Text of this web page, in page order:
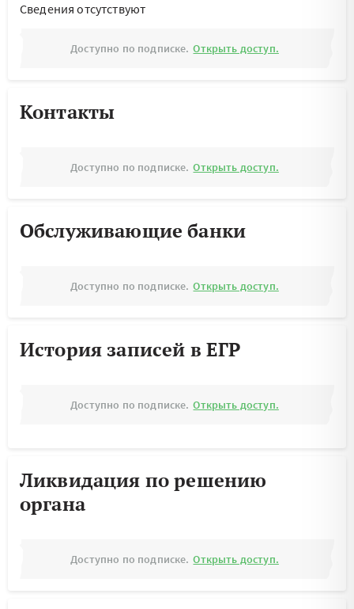
Cведения отсутствуют
Доступно по подписке. Открыть доступ.
Контакты
Доступно по подписке. Открыть доступ.
Обслуживающие банки
Доступно по подписке. Открыть доступ.
История записей в ЕГР
Доступно по подписке. Открыть доступ.
Ликвидация по решению
органа
Доступно по подписке. Открыть доступ.